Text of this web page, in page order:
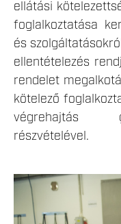
ellátási
foglalkoztatása
és
ellentételezés
rendelet
kötelező
végrehajtás
részvételével.